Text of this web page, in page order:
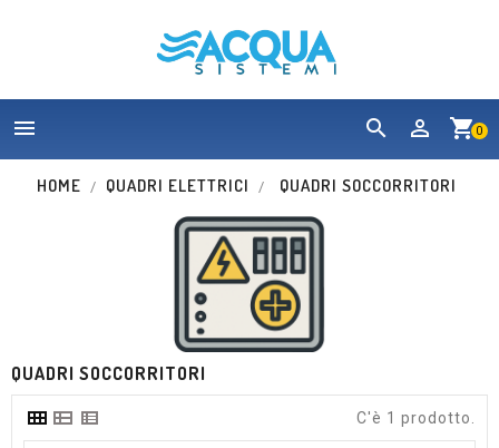
shopping_cart0
 
HOME QUADRI ELETTRICI QUADRI SOCCORRITORI
QUADRI SOCCORRITORI
C'è 1 prodotto.